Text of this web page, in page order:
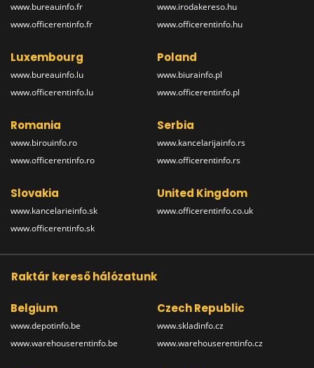
www.bureauinfo.fr
www.officerentinfo.fr
www.irodakereso.hu
www.officerentinfo.hu
Luxembourg
www.bureauinfo.lu
www.officerentinfo.lu
Poland
www.biurainfo.pl
www.officerentinfo.pl
Romania
www.birouinfo.ro
www.officerentinfo.ro
Serbia
www.kancelarijainfo.rs
www.officerentinfo.rs
Slovakia
www.kancelarieinfo.sk
www.officerentinfo.sk
United Kingdom
www.officerentinfo.co.uk
Raktár kereső hálózatunk
Belgium
www.depotinfo.be
www.warehouserentinfo.be
Czech Republic
www.skladinfo.cz
www.warehouserentinfo.cz